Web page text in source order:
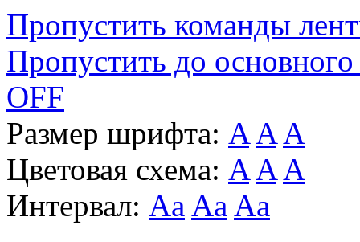
Пропустить команды
Пропустить до основного
OFF
Размер шрифта: A A A
Цветовая схема: A A A
Интервал: Aa Aa Aa